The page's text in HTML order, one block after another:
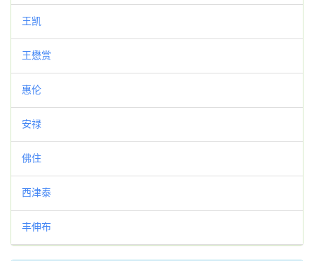
王凯
王懋赏
惠伦
安禄
佛住
西津泰
丰伸布